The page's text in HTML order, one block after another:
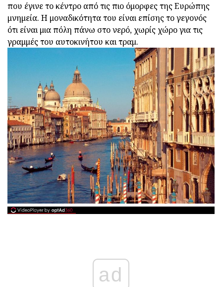
που έγινε το κέντρο από τις πιο όμορφες της Ευρώπης
μνημεία. Η μοναδικότητα του είναι επίσης το γεγονός
ότι είναι μια πόλη πάνω στο νερό, χωρίς χώρο για τις
γραμμές του αυτοκινήτου και τραμ.
ad